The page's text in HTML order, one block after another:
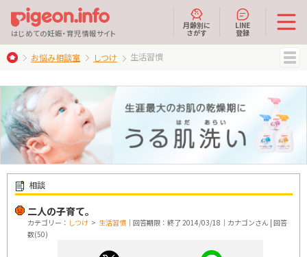
はじめての妊娠・育児情報サイト
月齢別に
さがす
LINE
登録
お悩み相談室 しつけ 生活習慣
相談
二人の子育て。
カテゴリー： しつけ > 生活習慣 ｜回答期限：終了 2014/03/18｜カナゴンさん | 回答
数(50)